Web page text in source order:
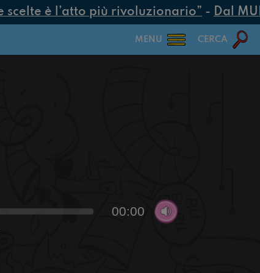
è l’atto più rivoluzionario”- Dal
MENU CERCA
00:00